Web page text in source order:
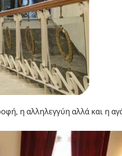
η αλληλεγγύη αλλά και η